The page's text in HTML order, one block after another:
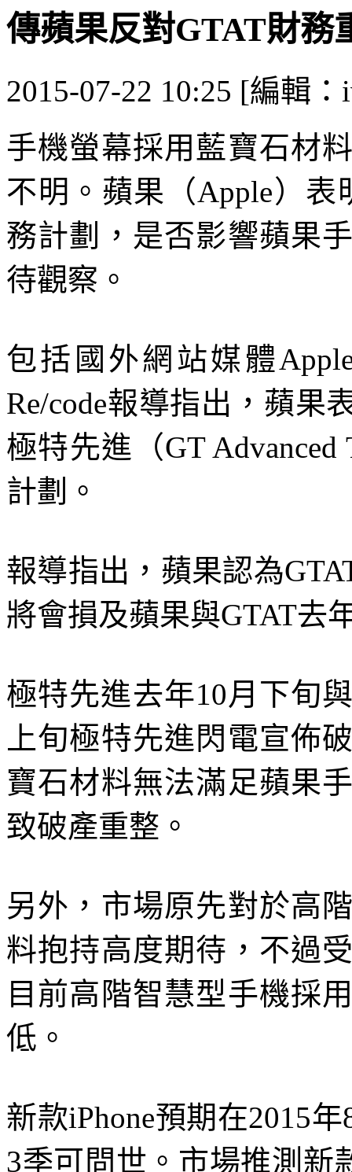
傳蘋果反對GTAT財務
2015-07-22 10:25 [編輯：
手機螢幕採用藍寶石材
不明。蘋果（Apple）表
務計劃，是否影響蘋果
待觀察。
包括國外網站媒體
Re/code報導指出，蘋果
極特先進（GT
計劃。
報導指出，蘋果認為
將會損及蘋果與GTAT去
極特先進去年10月下旬
上旬極特先進閃電宣佈
寶石材料無法滿足蘋果
致破產重整。
另外，市場原先對於高
料抱持高度期待，不過
目前高階智慧型手機採
低。
新款iPhone預期在2015
3季可問世。市場推測新